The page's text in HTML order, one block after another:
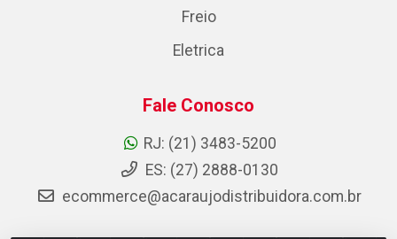
Freio
Eletrica
Fale Conosco
RJ: (21) 3483-5200
ES: (27) 2888-0130
ecommerce@acaraujodistribuidora.com.br